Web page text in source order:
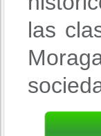
las